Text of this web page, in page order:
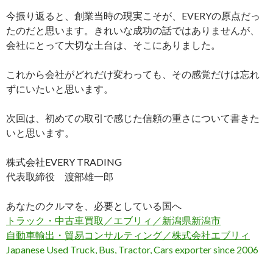
今振り返ると、創業当時の現実こそが、EVERYの原点だっ
たのだと思います。きれいな成功の話ではありませんが、
会社にとって大切な土台は、そこにありました。
これから会社がどれだけ変わっても、その感覚だけは忘れ
ずにいたいと思います。
次回は、初めての取引で感じた信頼の重さについて書きた
いと思います。
株式会社EVERY TRADING
代表取締役 渡部雄一郎
あなたのクルマを、必要としている国へ
トラック・中古車買取／エブリィ／新潟県新潟市
自動車輸出・貿易コンサルティング／株式会社エブリィ
Japanese Used Truck, Bus, Tractor, Cars exporter since 2006